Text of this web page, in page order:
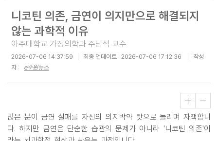
니코틴 의존, 금연이 의지만으로 해결되지
않는 과학적 이유
아주대학교 가정의학과 주남석 교수
2026-07-06 14:37:59 최종 업데이트 : 2026-07-06 17:12:36
작성
자 : e수원뉴스
많은 분이 금연 실패를 자신의 의지박약 탓으로 돌리며 자책합니
다. 하지만 금연은 단순한 습관의 문제가 아니라 '니코틴 의존'이